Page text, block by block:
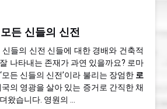
든 신들의 신전
들의 신전 신들에 대한 경배와 건축적
나타내는 존재가 과연 있을까요? 로마
든 신들의 신전’이라 불리는 장엄한 로
의 영광을 살아 있는 증거로 간직한 채
왔습니다. 영원의 …